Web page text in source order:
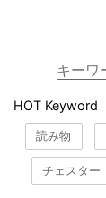
HOT Keyword
読み物
チェスター